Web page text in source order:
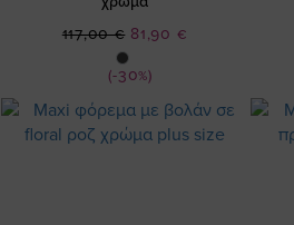
(-30%)
Ειδική
81,90 €
117,00 €